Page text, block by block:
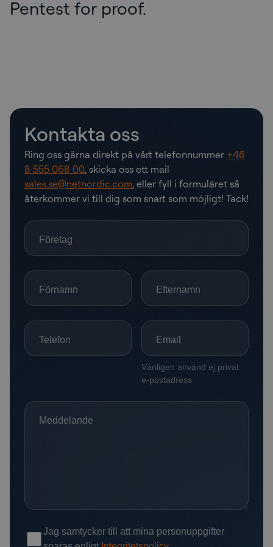
Pentest for proof.
Kontakta oss
Ring oss gärna direkt på vårt telefonnummer +46
8 555 068 00, skicka oss ett mail
sales.se@netnordic.com, eller fyll i formuläret så
återkommer vi till dig som snart som möjligt! Tack!